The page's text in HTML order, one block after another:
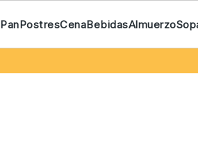
PanPostresCenaBebidasAlmuerzo